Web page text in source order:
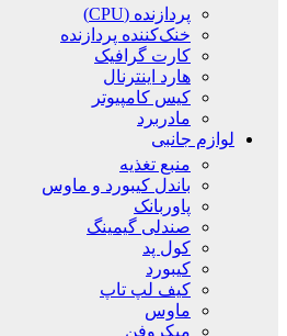
پردازنده (CPU)
خنک‌کننده پردازنده
کارت گرافیک
هارد اینترنال
کیس کامپیوتر
مادربرد
لوازم جانبی
منبع تغذیه
باندل کیبورد و ماوس
پاوربانک
صندلی گیمینگ
کول پد
کیبورد
کیف لپ تاپ
ماوس
میکروفن